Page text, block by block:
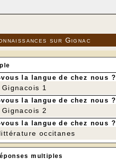
sur Gignac
vous la langue de chez nous ?
1
vous la langue de chez nous ?
2
vous la langue de chez nous ?
occitanes
multiples